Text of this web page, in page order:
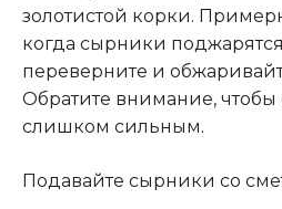
золотистой корки.
когда сырники
переверните и
Обратите внимание, чтобы
слишком сильным.
Подавайте сырники со